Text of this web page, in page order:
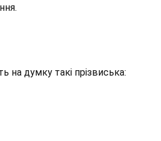
на думку такі прізвиська: